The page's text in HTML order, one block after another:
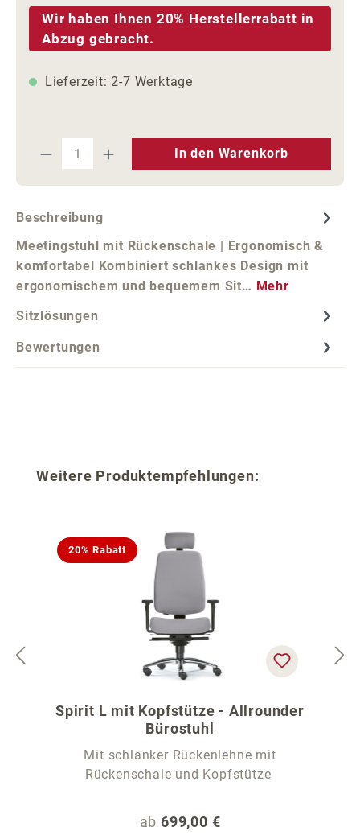
Wir haben Ihnen 20% Herstellerrabatt in
Abzug gebracht.
Lieferzeit: 2-7 Werktage
Produkt Anzahl: Gib den
In den Warenkorb
Beschreibung
Meetingstuhl mit Rückenschale | Ergonomisch &
komfortabel Kombiniert schlankes Design mit
ergonomischem und bequemem Sit… Mehr
Sitzlösungen
Bewertungen
Produktgalerie überspringen
Weitere Produktempfehlungen:
20% Rabatt
Spirit L mit Kopfstütze - Allrounder
Bürostuhl
Mit schlanker Rückenlehne mit
Rückenschale und Kopfstütze
Regulärer Preis:
ab 699,00 €